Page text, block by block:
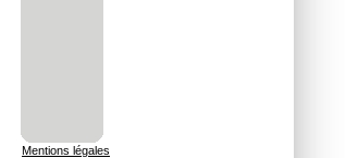
Mentions légales